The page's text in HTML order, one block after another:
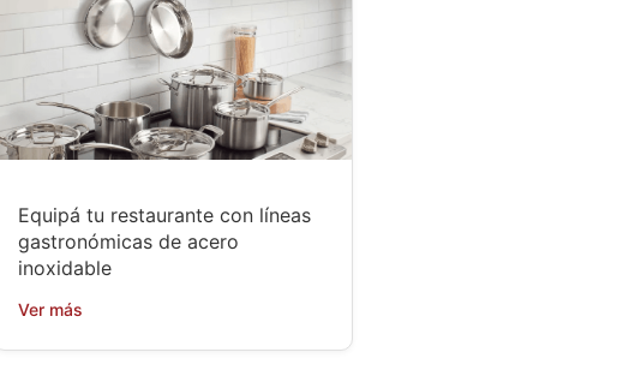
Equipá tu restaurante con líneas
gastronómicas de acero
inoxidable
Ver más